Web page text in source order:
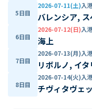
5日目
2026-07-11(土)入
バレンシア, ス
6日目
2026-07-12(日)入
海上
7日目
2026-07-13(月)入
リボルノ, イ
8日目
2026-07-14(火)入
チヴィタヴェ